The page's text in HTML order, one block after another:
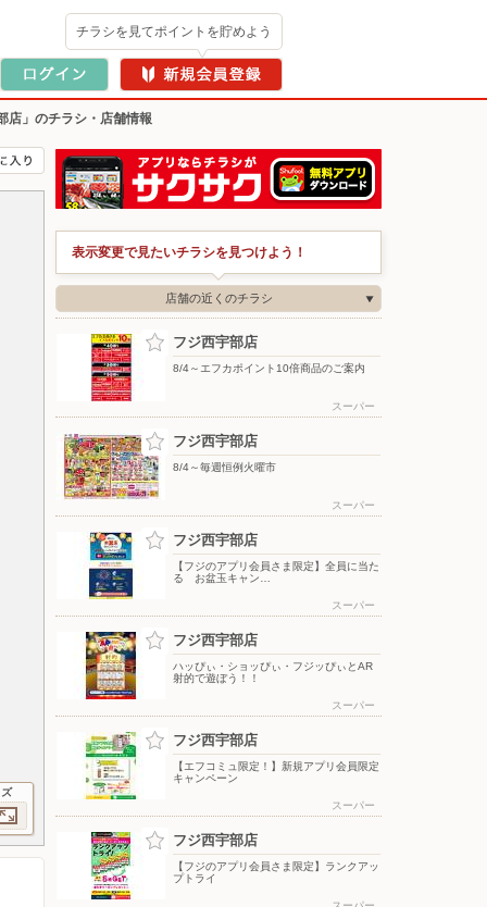
チラシを見てポイントを貯めよう
店」のチラシ・店舗情報
表示変更で見たいチラシを見つけよう！
店舗の近くのチラシ
フジ西宇部店
8/4～エフカポイント10倍商品のご案内
スーパー
フジ西宇部店
8/4～毎週恒例火曜市
スーパー
フジ西宇部店
【フジのアプリ会員さま限定】全員に当た
る お盆玉キャン…
スーパー
フジ西宇部店
ハッぴぃ・ショッぴぃ・フジッぴぃとAR
射的で遊ぼう！！
スーパー
フジ西宇部店
【エフコミュ限定！】新規アプリ会員限定
キャンペーン
スーパー
フジ西宇部店
【フジのアプリ会員さま限定】ランクアッ
プトライ